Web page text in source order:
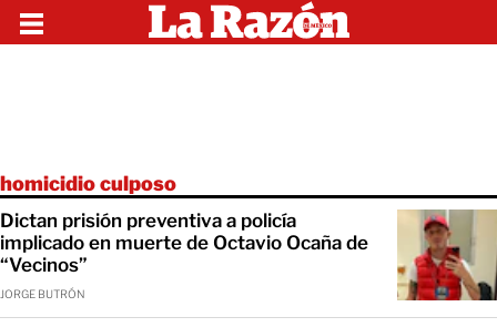
homicidio culposo
Dictan prisión preventiva a policía
implicado en muerte de Octavio Ocaña de
“Vecinos”
JORGE BUTRÓN